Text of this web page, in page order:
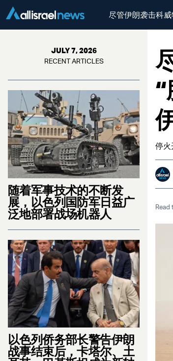
尽管伊朗袭击科
JULY 7, 2026
RECENT ARTICLES
随着军事技术的不断发
展，以色列国防军日益广
泛地部署战场机器人
以色列侨务部长警告伊朗
战事结束后，卡塔尔、土
停火
Read